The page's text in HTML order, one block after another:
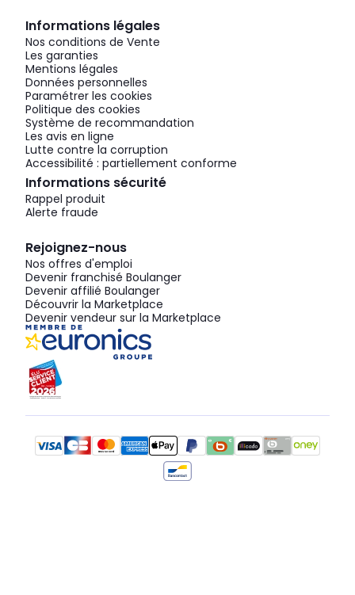
Informations légales
Nos conditions de Vente
Les garanties
Mentions légales
Données personnelles
Paramétrer les cookies
Politique des cookies
Système de recommandation
Les avis en ligne
Lutte contre la corruption
Accessibilité : partiellement conforme
Informations sécurité
Rappel produit
Alerte fraude
Rejoignez-nous
Nos offres d'emploi
Devenir franchisé Boulanger
Devenir affilié Boulanger
Découvrir la Marketplace
Devenir vendeur sur la Marketplace